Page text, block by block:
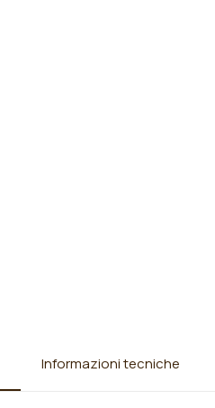
Informazioni tecniche